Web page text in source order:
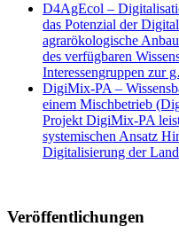
D4AgEcol –
das Potenzial der
agrarökologische
des verfügbaren
Interessengruppen zur
DigiMix-PA –
einem Mischbetrieb
Projekt DigiMix-PA
systemischen Ansatz
Digitalisierung der
Veröffentlichungen